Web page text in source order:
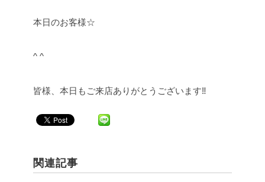
本日のお客様☆
^ ^
皆様、本日もご来店ありがとうございます‼︎
関連記事